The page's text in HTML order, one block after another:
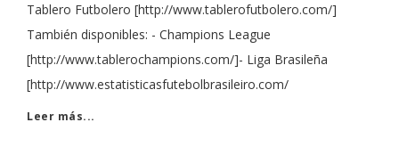
Tablero Futbolero [http://www.tablerofutbolero.com/]
También disponibles: - Champions League
[http://www.tablerochampions.com/]- Liga Brasileña
[http://www.estatisticasfutebolbrasileiro.com/
Leer más...